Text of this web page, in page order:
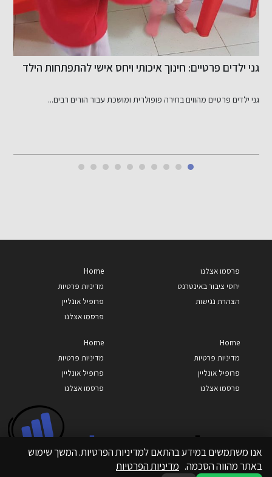
גני ילדים פרטיים: חינוך איכותי ויחס אישי להתפתחות הילד
גני ילדים פרטיים מהווים בחירה פופולרית ומושכת עבור הורים רבים...
פרסמו אצלנו
יחסי ציבור באינטרנט
הצהרת נגישות
Home
מדיניות פרטיות
פרופיל אונליין
פרסמו אצלנו
Home
מדיניות פרטיות
פרופיל אונליין
פרסמו אצלנו
Home
מדיניות פרטיות
פרופיל אונליין
פרסמו אצלנו
אנו משתמשים במידע בהתאם למדיניות הפרטיות. המשך שימוש
באתר מהווה הסכמה. מדיניות הפרטיות